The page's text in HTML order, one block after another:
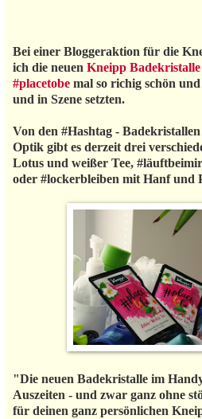
Bei einer Bloggeraktion für die
ich die neuen Kneipp
#placetobe mal so richig schön
und in Szene setzten.
Von den #Hashtag -
Optik gibt es derzeit drei
Lotus und weißer Tee,
oder #lockerbleiben mit Hanf und
"Die neuen Badekristalle im
Auszeiten - und zwar ganz ohne
für deinen ganz persönlichen